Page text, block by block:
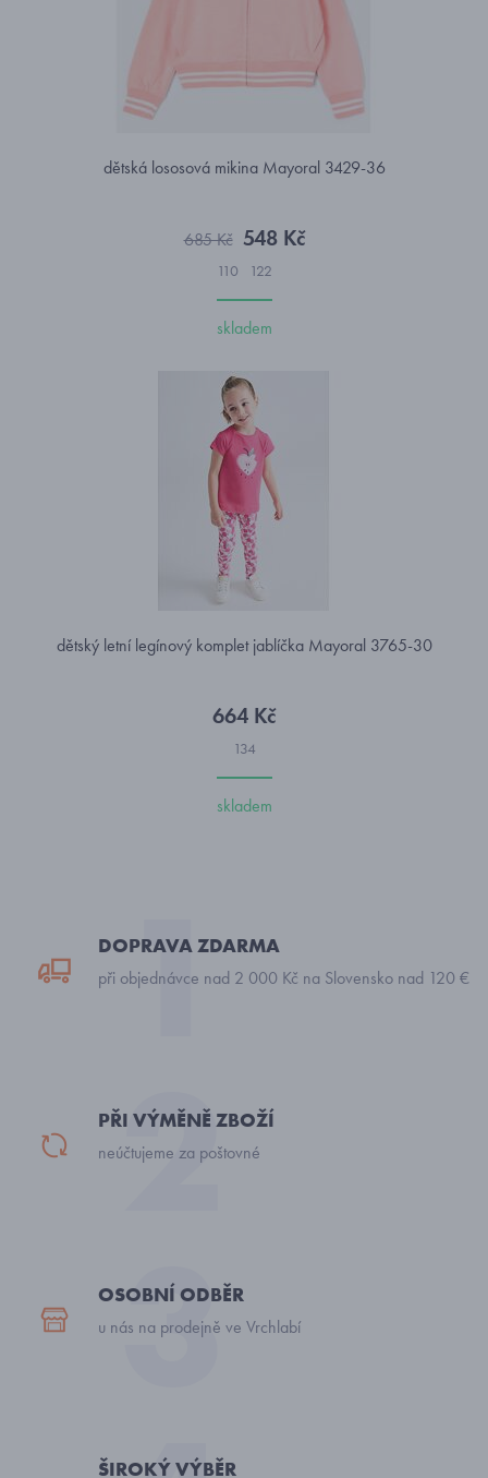
dětská lososová mikina Mayoral 3429-36
685 Kč 548 Kč
110 122
skladem
dětský letní legínový komplet jablíčka Mayoral 3765-30
664 Kč
134
skladem
DOPRAVA ZDARMA
při objednávce nad 2 000 Kč na Slovensko nad 120 €
PŘI VÝMĚNĚ ZBOŽÍ
neúčtujeme za poštovné
OSOBNÍ ODBĚR
u nás na prodejně ve Vrchlabí
ŠIROKÝ VÝBĚR